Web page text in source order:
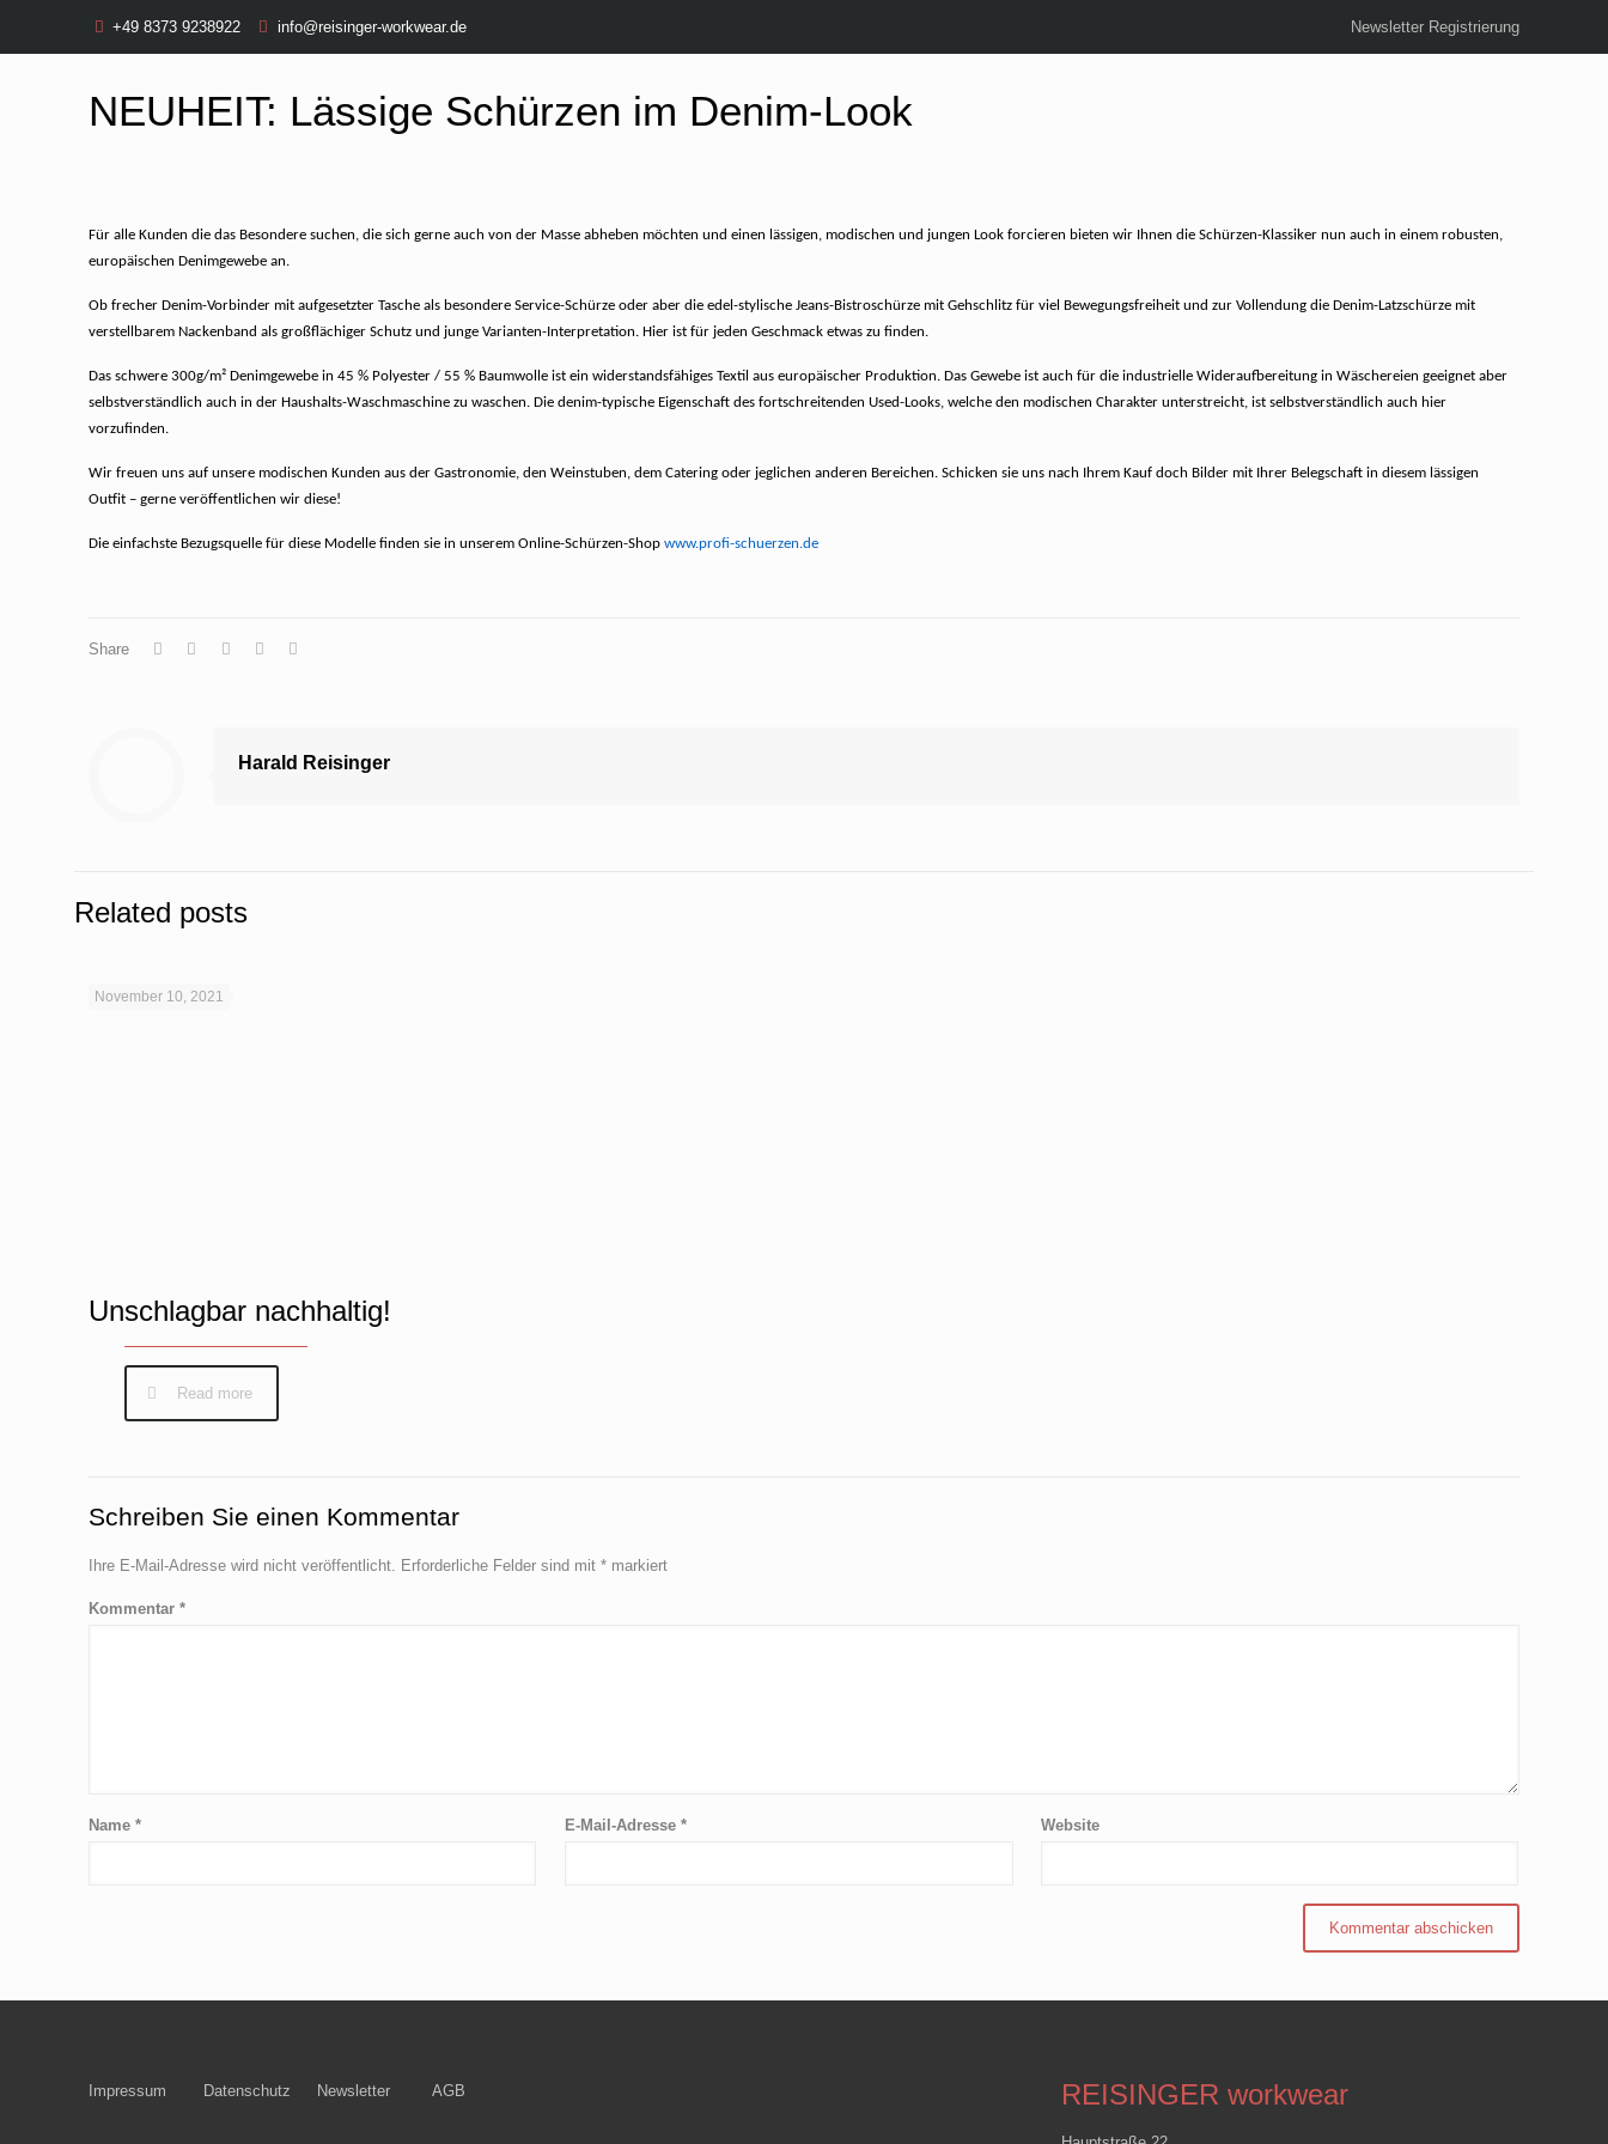
+49 8373 9238922 info@reisinger-workwear.de Newsletter Registrierung
NEUHEIT: Lässige Schürzen im Denim-Look
Für alle Kunden die das Besondere suchen, die sich gerne auch von der Masse abheben möchten und einen lässigen, modischen und jungen Look forcieren bieten wir Ihnen die Schürzen-Klassiker nun auch in einem robusten,
europäischen Denimgewebe an.
Ob frecher Denim-Vorbinder mit aufgesetzter Tasche als besondere Service-Schürze oder aber die edel-stylische Jeans-Bistroschürze mit Gehschlitz für viel Bewegungsfreiheit und zur Vollendung die Denim-Latzschürze mit
verstellbarem Nackenband als großflächiger Schutz und junge Varianten-Interpretation. Hier ist für jeden Geschmack etwas zu finden.
Das schwere 300g/m² Denimgewebe in 45 % Polyester / 55 % Baumwolle ist ein widerstandsfähiges Textil aus europäischer Produktion. Das Gewebe ist auch für die industrielle Wideraufbereitung in Wäschereien geeignet aber
selbstverständlich auch in der Haushalts-Waschmaschine zu waschen. Die denim-typische Eigenschaft des fortschreitenden Used-Looks, welche den modischen Charakter unterstreicht, ist selbstverständlich auch hier
vorzufinden.
Wir freuen uns auf unsere modischen Kunden aus der Gastronomie, den Weinstuben, dem Catering oder jeglichen anderen Bereichen. Schicken sie uns nach Ihrem Kauf doch Bilder mit Ihrer Belegschaft in diesem lässigen
Outfit – gerne veröffentlichen wir diese!
Die einfachste Bezugsquelle für diese Modelle finden sie in unserem Online-Schürzen-Shopwww.profi-schuerzen.de
Share
Harald Reisinger
Related posts
November 10, 2021
Unschlagbar nachhaltig!
Read more
Schreiben Sie einen Kommentar
Ihre E-Mail-Adresse wird nicht veröffentlicht. Erforderliche Felder sind mit* markiert
Kommentar*
Name* E-Mail-Adresse* Website
Impressum Datenschutz Newsletter AGB REISINGER workwear